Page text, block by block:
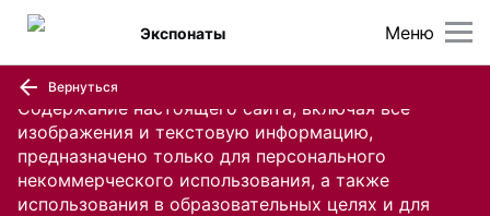
Содержание настоящего сайта, включая все
изображения и текстовую информацию,
предназначено только для персонального
некоммерческого использования, а также
использования в образовательных целях и для
Меню
Экспонаты
Вернуться